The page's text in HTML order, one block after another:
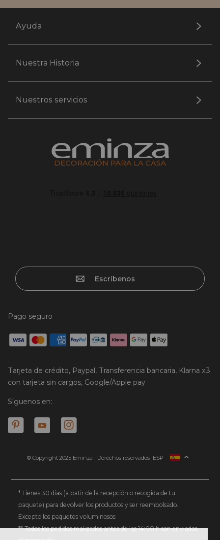
Ayuda
Nuestra Historia
Nuestros servicios
DECORACIÓN PARA LA CASA
Escríbenos
Pago seguro
Tarjeta de crédito, Paypal, Transferencia bancaria, Klarna x3
con tarjeta sin cargos, Google/Apple pay
Síguenos en:
© Copyright 2025 Eminza | Derechos reservados |
FRANCIA
ALEMANIA
PAÍSES BAJOS
ESP
* Tienes 30 días (a patir de la recepción o recogida de tu
paquete) para devolver los productos y ser reembolsado.
Excepto los paquetes voluminosos
** Todos los pedidos realizados antes de las 14:00 h son enviados